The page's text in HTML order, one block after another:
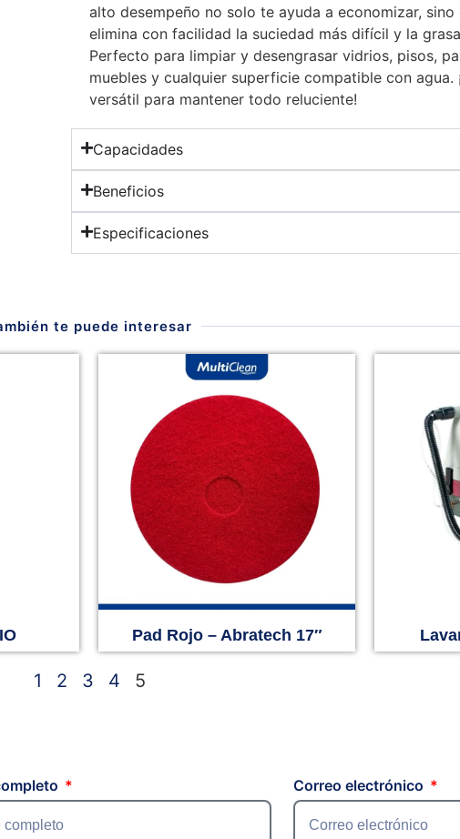
alto desempeño no solo te ayuda a economizar, sino
elimina con facilidad la suciedad más difícil y la
Perfecto para limpiar y desengrasar vidrios, pisos,
muebles y cualquier superficie compatible con agua.
versátil para mantener todo reluciente!
Capacidades
Beneficios
Especificaciones
te puede interesar
Pad Rojo – Abratech 17″
1 2 3 4 5
Correo electrónico